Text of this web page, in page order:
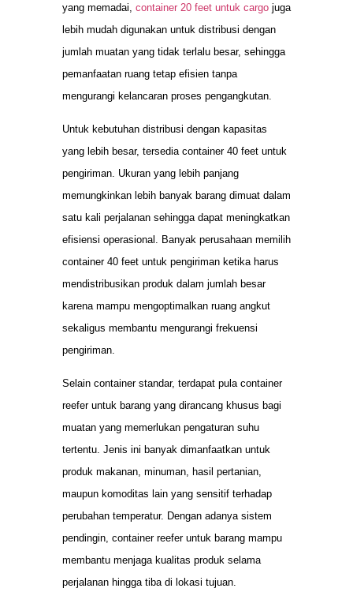
yang memadai, container 20 feet untuk cargo juga
lebih mudah digunakan untuk distribusi dengan
jumlah muatan yang tidak terlalu besar, sehingga
pemanfaatan ruang tetap efisien tanpa
mengurangi kelancaran proses pengangkutan.
Untuk kebutuhan distribusi dengan kapasitas
yang lebih besar, tersedia container 40 feet untuk
pengiriman. Ukuran yang lebih panjang
memungkinkan lebih banyak barang dimuat dalam
satu kali perjalanan sehingga dapat meningkatkan
efisiensi operasional. Banyak perusahaan memilih
container 40 feet untuk pengiriman ketika harus
mendistribusikan produk dalam jumlah besar
karena mampu mengoptimalkan ruang angkut
sekaligus membantu mengurangi frekuensi
pengiriman.
Selain container standar, terdapat pula container
reefer untuk barang yang dirancang khusus bagi
muatan yang memerlukan pengaturan suhu
tertentu. Jenis ini banyak dimanfaatkan untuk
produk makanan, minuman, hasil pertanian,
maupun komoditas lain yang sensitif terhadap
perubahan temperatur. Dengan adanya sistem
pendingin, container reefer untuk barang mampu
membantu menjaga kualitas produk selama
perjalanan hingga tiba di lokasi tujuan.